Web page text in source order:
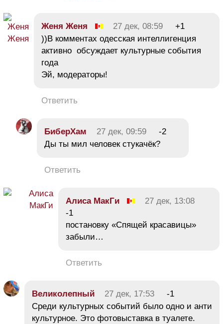
Жeня Женя 27 дек, 08:59
+1
))В комментах одесская интеллигенция
активно обсуждает культурные события
года
Эй, модераторы!
Ответить
БиберХам 27 дек, 09:59
-2
Ды ты мил человек стукачёк?
Ответить
Алиса МакГи
27 дек, 13:08
-1
постановку «Спящей красавицы»
забыли…
Ответить
Великолепный 27 дек, 17:53
-1
Среди культурных событий было одно и анти
культурное. Это фотовыставка в туалете.